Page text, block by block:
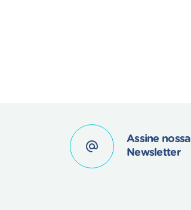
Assine nossa
Newsletter